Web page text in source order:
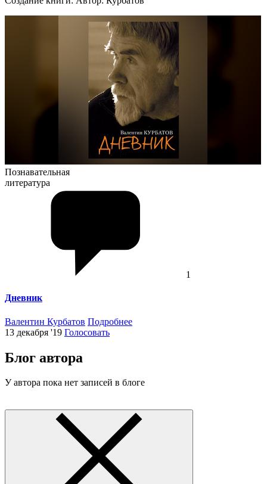
Познавательная
литература
1
Дневник
Валентин Курбатов Подробнее
13 декабря '19 Голосовать
Блог автора
У автора пока нет записей в блоге